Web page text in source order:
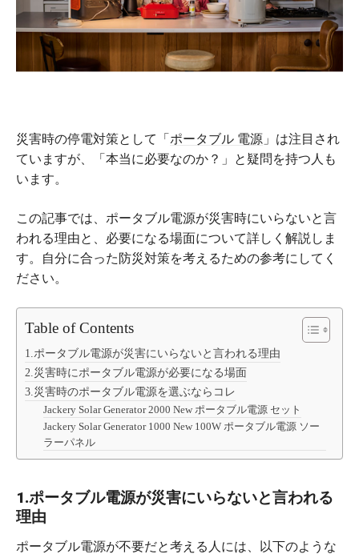
災害時の停電対策として「 ポータブル 電源 」は注目され
ていますが、「本当に必要なのか？」と疑問を持つ人も
います。
この記事では、ポータブル電源が災害時にいらないと言
われる理由と、必要になる場面について詳しく解説しま
す。自分に合った防災対策を考えるための参考にしてく
ださい。
Table of Contents
1.ポータブル電源が災害にいらないと言われる理由
2.災害時にポータブル電源が必要になる場面
3.災害時のポータブル電源を選ぶならコレ
Jackery Solar Generator 2000 New ポータブル電源 セット
Jackery Solar Generator 1000 New 100W ポータブル電源 ソー
ラーパネル
1.ポータブル電源が災害にいらないと言われる
理由
ポータブル電源が不要だと考える人には、以下のような